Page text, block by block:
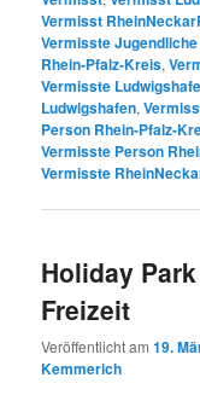
Vermisst
Vermisste
Rhein-Pfalz-Kreis,
Vermisste
Ludwigshafen,
Person Rhein-Pfalz-
Vermisste Person
Vermisste
Holiday
Freizeit
Veröffentlicht am19.
Kemmerich